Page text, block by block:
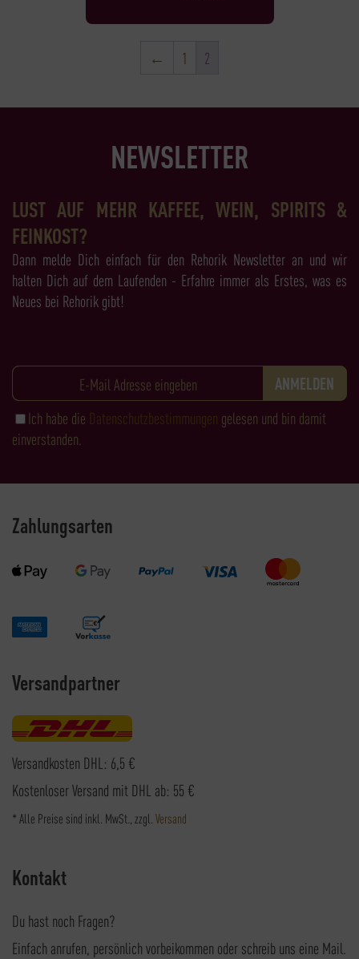
← 1 2
NEWSLETTER
LUST AUF MEHR KAFFEE, WEIN, SPIRITS &
FEINKOST?
Dann melde Dich einfach für den Rehorik Newsletter an und wir
halten Dich auf dem Laufenden - Erfahre immer als Erstes, was es
Neues bei Rehorik gibt!
Ich habe die Datenschutzbestimmungen gelesen und bin damit
einverstanden.
Zahlungsarten
Versandpartner
Versandkosten DHL: 6,5 €
Kostenloser Versand mit DHL ab: 55 €
* Alle Preise sind inkl. MwSt., zzgl. Versand
Kontakt
Du hast noch Fragen?
Einfach anrufen, persönlich vorbeikommen oder schreib uns eine Mail.